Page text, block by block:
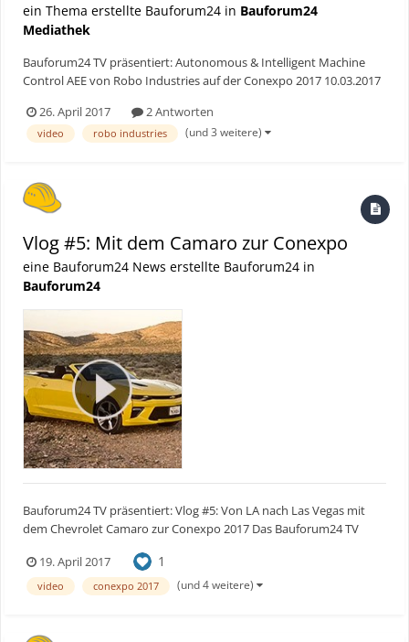
ein Thema erstellte Bauforum24 in Bauforum24
Mediathek
Bauforum24 TV präsentiert: Autonomous & Intelligent Machine
Control AEE von Robo Industries auf der Conexpo 2017 10.03.2017
Maschine umgerüstet werden. Das bietet Robo Industries und
zeigt auf der Conexpo 2017 seine "Autonomo...
26. April 2017 2 Antworten
video robo industries (und 3 weitere)
Vlog #5: Mit dem Camaro zur Conexpo
eine Bauforum24 News erstellte Bauforum24 in
Bauforum24
Bauforum24 TV präsentiert: Vlog #5: Von LA nach Las Vegas mit
dem Chevrolet Camaro zur Conexpo 2017 Das Bauforum24 TV
Los Angeles. Die Strecke nach Las Vegas bewältigten wir in einem
gelben Chevrolet Camaro. Wie geht das...
19. April 2017 1
video conexpo 2017 (und 4 weitere)